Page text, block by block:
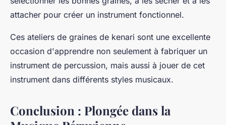
attacher pour créer un instrument fonctionnel.
Ces ateliers de graines de kenari sont une excellente
occasion d'apprendre non seulement à fabriquer un
instrument de percussion, mais aussi à jouer de cet
instrument dans différents styles musicaux.
Conclusion : Plongée dans la